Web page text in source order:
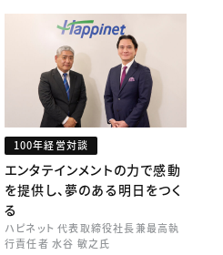
100年経営対談
エンタテインメントの力で感動
を提供し、夢のある明日をつく
る
ハピネット 代表取締役社長兼最高執
行責任者 水谷 敏之氏